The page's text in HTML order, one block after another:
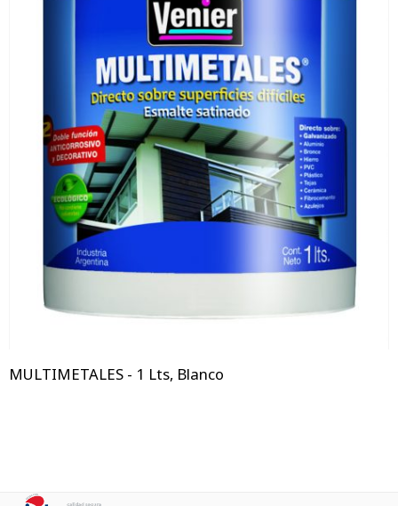
MULTIMETALES - 1 Lts, Blanco